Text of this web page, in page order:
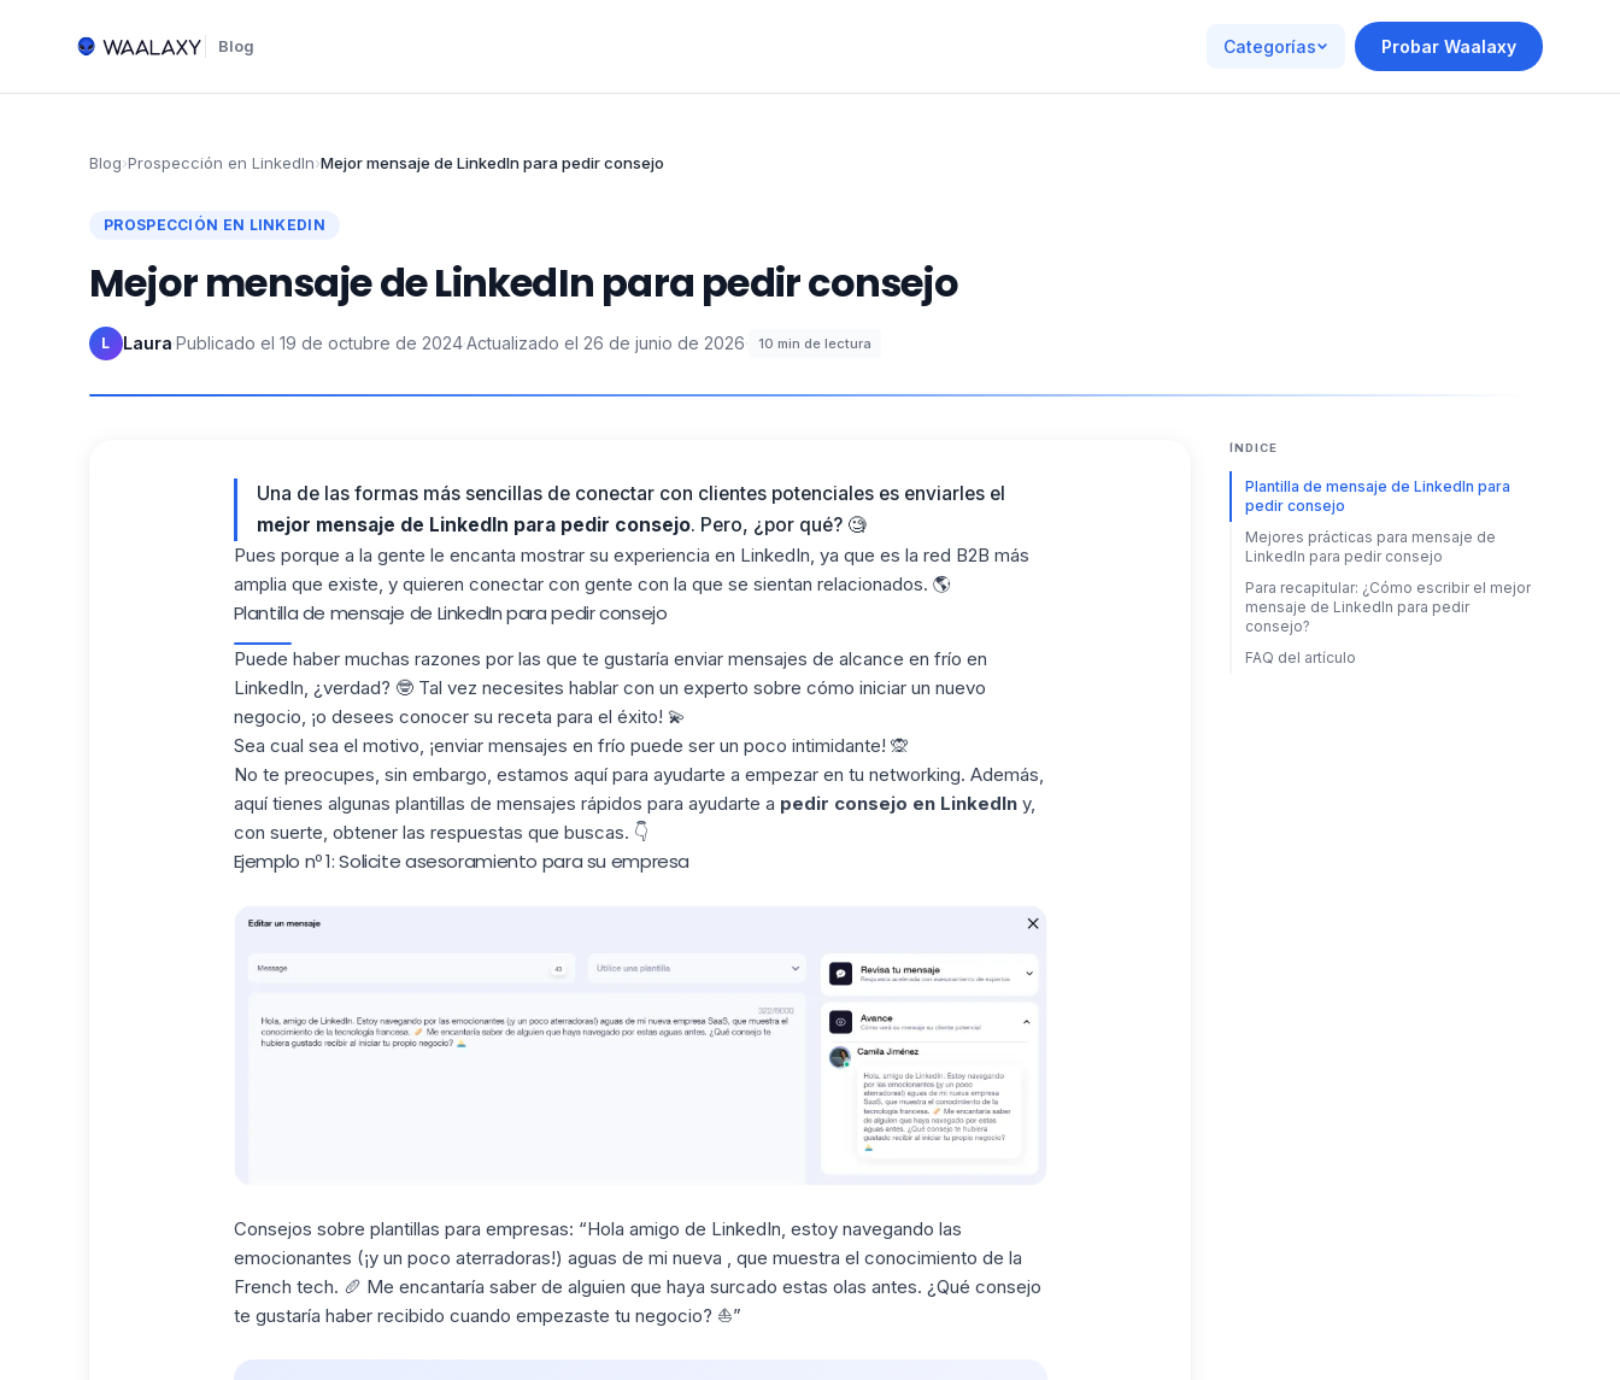
Blog Categorías Probar Waalaxy
Blog›Prospección en LinkedIn›Mejor mensaje de LinkedIn para pedir consejo
PROSPECCIÓN EN LINKEDIN
Mejor mensaje de LinkedIn para pedir consejo
L Laura·Publicado el 19 de octubre de 2024·Actualizado el 26 de junio de 2026· 10 min de lectura
Una de las formas más sencillas de conectar con clientes potenciales es enviarles el
mejor mensaje de LinkedIn para pedir consejo. Pero, ¿por qué? 🧐
Pues porque a la gente le encanta mostrar su experiencia en LinkedIn, ya que es la red B2B más
amplia que existe, y quieren conectar con gente con la que se sientan relacionados. 🌎
Plantilla de mensaje de LinkedIn para pedir consejo
Puede haber muchas razones por las que te gustaría enviar mensajes de alcance en frío en
LinkedIn, ¿verdad? 🤓 Tal vez necesites hablar con un experto sobre cómo iniciar un nuevo
negocio, ¡o desees conocer su receta para el éxito! 💫
Sea cual sea el motivo, ¡enviar mensajes en frío puede ser un poco intimidante! 🙊
No te preocupes, sin embargo, estamos aquí para ayudarte a empezar en tu networking. Además,
aquí tienes algunas plantillas de mensajes rápidos para ayudarte a pedir consejo en LinkedIny,
con suerte, obtener las respuestas que buscas. 👇
Ejemplo nº 1: Solicite asesoramiento para su empresa
Consejos sobre plantillas para empresas: “Hola amigo de LinkedIn, estoy navegando las
emocionantes (¡y un poco aterradoras!) aguas de mi nueva , que muestra el conocimiento de la
French tech. 🥖 Me encantaría saber de alguien que haya surcado estas olas antes. ¿Qué consejo
te gustaría haber recibido cuando empezaste tu negocio? ⛵️”
ÍNDICE
Plantilla de mensaje de LinkedIn para
pedir consejo
Mejores prácticas para mensaje de
LinkedIn para pedir consejo
Para recapitular: ¿Cómo escribir el mejor
mensaje de LinkedIn para pedir
consejo?
FAQ del artículo